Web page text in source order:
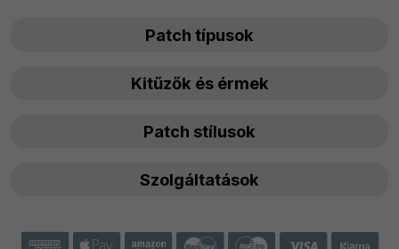
Patch típusok
Kitűzők és érmek
Patch stílusok
Szolgáltatások